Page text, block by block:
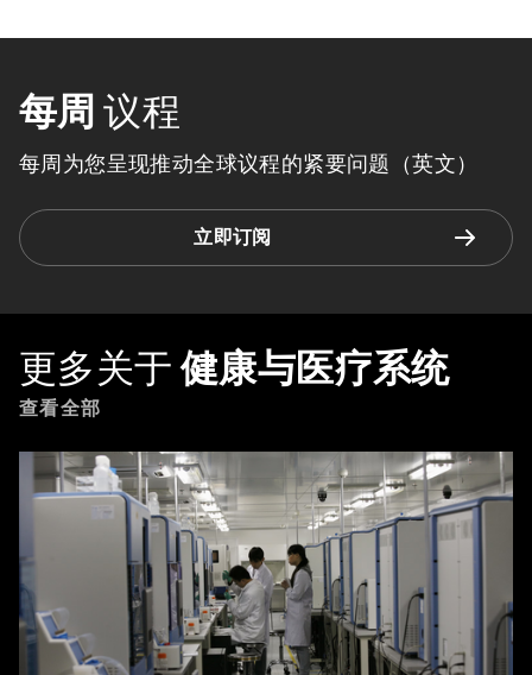
每周 议程
每周为您呈现推动全球议程的紧要问题（英文）
立即订阅
更多关于 健康与医疗系统
查看全部